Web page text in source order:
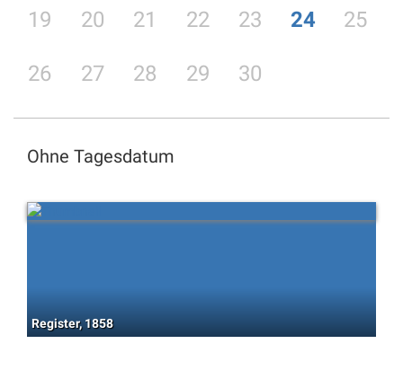
19 20 21 22 23 24 25
26 27 28 29 30
Ohne Tagesdatum
Register, 1858